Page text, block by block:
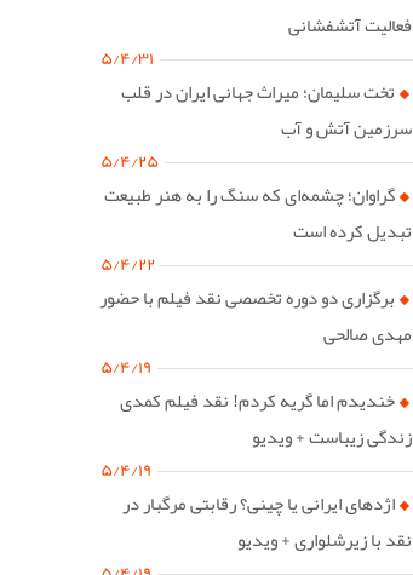
فعالیت آتشفشانی
۵/۴/۳۱
تخت سلیمان؛ میراث جهانی ایران در قلب
سرزمین آتش و آب
۵/۴/۲۵
گراوان؛ چشمه‌ای که سنگ را به هنر طبیعت
تبدیل کرده است
۵/۴/۲۲
برگزاری دو دوره تخصصی نقد فیلم با حضور
مهدی صالحی
۵/۴/۱۹
خندیدم اما گریه کردم! نقد فیلم کمدی
زندگی زیباست + ویدیو
۵/۴/۱۹
اژدهای ایرانی یا چینی؟ رقابتی مرگبار در
نقد با زیرشلواری + ویدیو